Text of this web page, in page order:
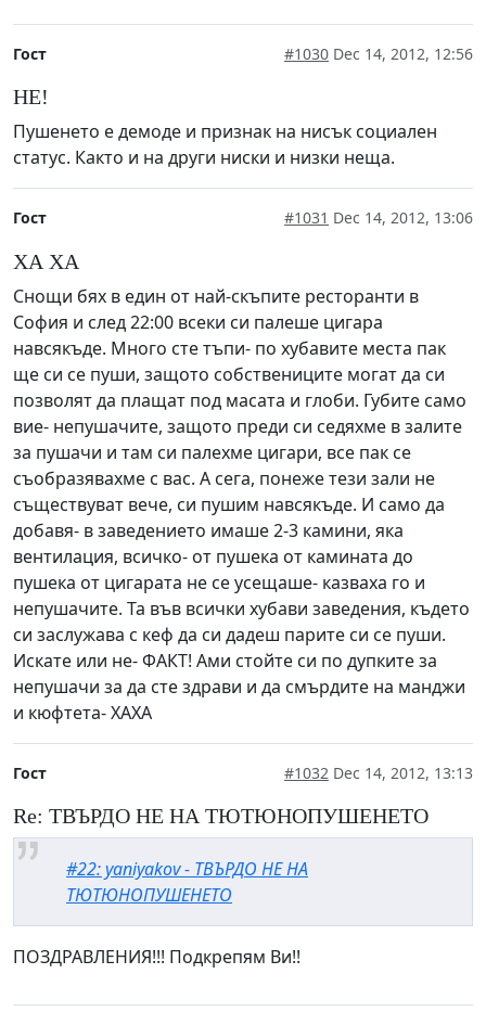
Гост #1030 Dec 14, 2012, 12:56
НЕ!
Пушенето е демоде и признак на нисък социален
статус. Както и на други ниски и низки неща.
Гост #1031 Dec 14, 2012, 13:06
ХА ХА
Снощи бях в един от най-скъпите ресторанти в
София и след 22:00 всеки си палеше цигара
навсякъде. Много сте тъпи- по хубавите места пак
ще си се пуши, защото собствениците могат да си
позволят да плащат под масата и глоби. Губите само
вие- непушачите, защото преди си седяхме в залите
за пушачи и там си палехме цигари, все пак се
съобразявахме с вас. А сега, понеже тези зали не
съществуват вече, си пушим навсякъде. И само да
добавя- в заведението имаше 2-3 камини, яка
вентилация, всичко- от пушека от камината до
пушека от цигарата не се усещаше- казваха го и
непушачите. Та във всички хубави заведения, където
си заслужава с кеф да си дадеш парите си се пуши.
Искате или не- ФАКТ! Ами стойте си по дупките за
непушачи за да сте здрави и да смърдите на манджи
и кюфтета- ХАХА
Гост #1032 Dec 14, 2012, 13:13
Re: ТВЪРДО НЕ НА ТЮТЮНОПУШЕНЕТО
#22: yaniyakov - ТВЪРДО НЕ НА
ТЮТЮНОПУШЕНЕТО
ПОЗДРАВЛЕНИЯ!!! Подкрепям Ви!!